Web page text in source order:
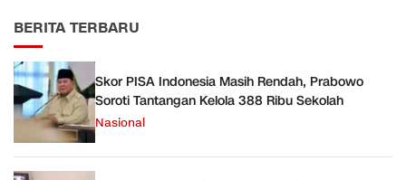
BERITA TERBARU
Skor PISA Indonesia Masih Rendah, Prabowo
Soroti Tantangan Kelola 388 Ribu Sekolah
Nasional